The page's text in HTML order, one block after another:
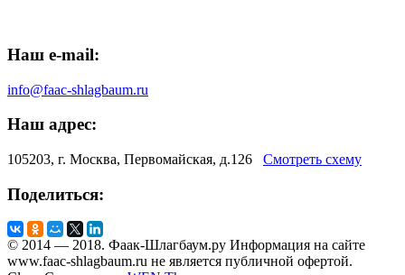
Наш e-mail:
info@faac-shlagbaum.ru
Наш адрес:
105203, г. Москва, Первомайская, д.126 Смотреть схему
Поделиться:
© 2014 — 2018. Фаак-Шлагбаум.ру Информация на сайте
www.faac-shlagbaum.ru не является публичной офертой.